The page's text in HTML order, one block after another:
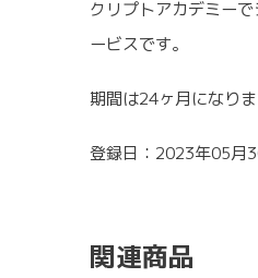
クリプトアカデミー
ービスです。
期間は24ヶ月になりま
登録日：2023年05月
関連商品